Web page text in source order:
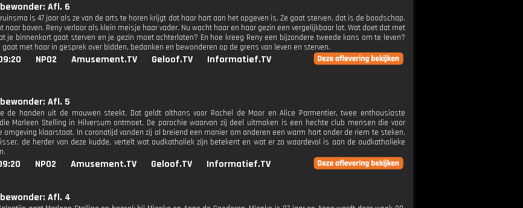
Afl. 6
is 47 jaar als ze van de arts te horen krijgt dat haar hart aan het opgeven is. Ze gaat sterven, dat is de boodschap.
naar boven. Reny verloor als klein meisje haar vader. Nu wacht haar en haar gezin een vergelijkbaar lot. Wat doet dat met
je binnenkort gaat sterven en je gezin moet achterlaten? En hoe kreeg Reny een bijzondere tweede kans om te leven?
gaat met haar in gesprek over bidden, bedanken en bewonderen op de grens van leven en sterven.
NPO2 Amusement.TV Geloof.TV Informatief.TV
Afl. 5
de handen uit de mouwen steekt. Dat geldt althans voor Rachel de Moor en Alice Parmentier, twee enthousiaste
Marleen Stelling in Hilversum ontmoet. De parochie waarvan zij deel uitmaken is een hechte club mensen die voor
omgeving klaarstaat. In coronatijd vonden zij al breiend een manier om anderen een warm hart onder de riem te steken.
de herder van deze kudde, vertelt wat oudkatholiek zijn betekent en wat er zo waardevol is aan de oudkatholieke
NPO2 Amusement.TV Geloof.TV Informatief.TV
Afl. 4